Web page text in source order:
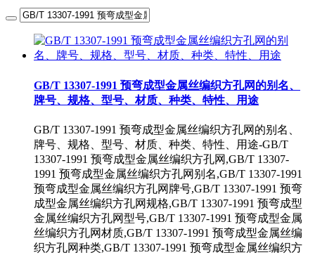
GB/T 13307-1991 预弯成型金属丝编织方孔网的别名、
牌号、规格、型号、材质、种类、特性、用途
GB/T 13307-1991 预弯成型金属丝编织方孔网的别名、
牌号、规格、型号、材质、种类、特性、用途-GB/T
13307-1991 预弯成型金属丝编织方孔网,GB/T 13307-
1991 预弯成型金属丝编织方孔网别名,GB/T 13307-1991
预弯成型金属丝编织方孔网牌号,GB/T 13307-1991 预弯
成型金属丝编织方孔网规格,GB/T 13307-1991 预弯成型
金属丝编织方孔网型号,GB/T 13307-1991 预弯成型金属
丝编织方孔网材质,GB/T 13307-1991 预弯成型金属丝编
织方孔网种类,GB/T 13307-1991 预弯成型金属丝编织方